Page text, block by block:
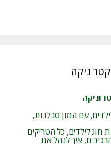
עם המון סבלנות,
חוג לילדים, כל הטריקים
איך לנהל את